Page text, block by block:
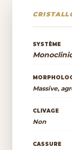
SYSTÈME
Massive,
CLIVAGE
Non
CASSURE